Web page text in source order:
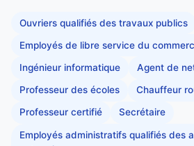
Ouvriers qualifiés des travaux publics
Employés de libre service du
Ingénieur informatique Agent de
Professeur des écoles Chauffeur
Professeur certifié Secrétaire
Employés administratifs qualifiés des